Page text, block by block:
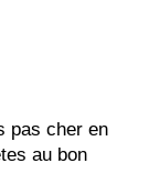
pas cher en
au bon